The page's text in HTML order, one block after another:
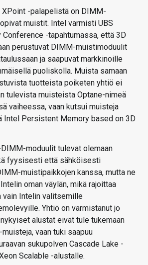
XPoint -palapelistä on DIMM-
muistit. Intel varmisti UBS
Conference -tapahtumassa, että 3D
perustuvat DIMM-muistimoduulit
ja saapuvat markkinoille
puoliskolla. Muista samaan
tuotteista poiketen yhtiö ei
tulevista muisteista Optane-nimeä
vaiheessa, vaan kutsui muisteja
Intel Persistent Memory based on 3D
moduulit tulevat olemaan
fyysisesti että sähköisesti
muistipaikkojen kanssa, mutta ne
oman väylän, mikä rajoittaa
vain Intelin valitsemille
Yhtiö on varmistanut jo
alustat eivät tule tukemaan
vaan tuki saapuu
sukupolven Cascade Lake -
Scalable -alustalle.